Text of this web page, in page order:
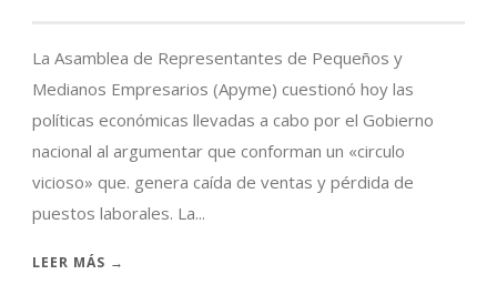
La Asamblea de Representantes de Pequeños y
Medianos Empresarios (Apyme) cuestionó hoy las
políticas económicas llevadas a cabo por el Gobierno
nacional al argumentar que conforman un «circulo
vicioso» que. genera caída de ventas y pérdida de
puestos laborales. La...
LEER MÁS →